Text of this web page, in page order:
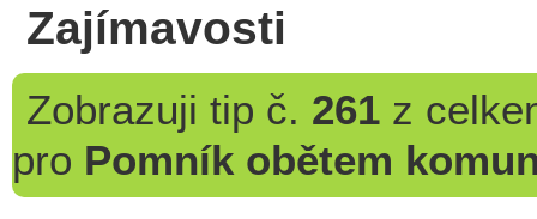
Zajímavosti
Zobrazuji tip č. 261z
pro Pomník obětem